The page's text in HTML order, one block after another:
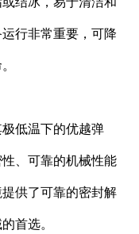
行非常重要，可降
低温下的优越弹
、可靠的机械性能
供了可靠的密封解
首选。